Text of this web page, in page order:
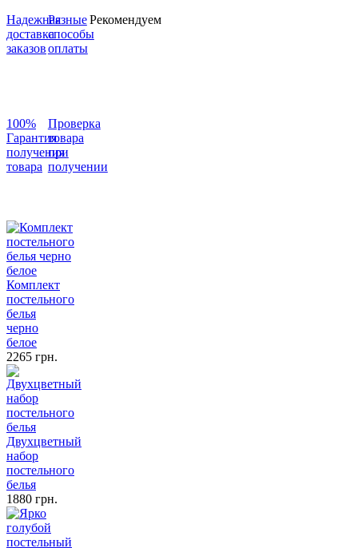
Надежная
доставка
заказов
Разные
способы
оплаты
100%
Гарантия
получения
товара
Проверка
товара
при
получении
Рекомендуем
Комплект
постельного
белья
черно
белое
2265 грн.
Двухцветный
набор
постельного
белья
1880 грн.